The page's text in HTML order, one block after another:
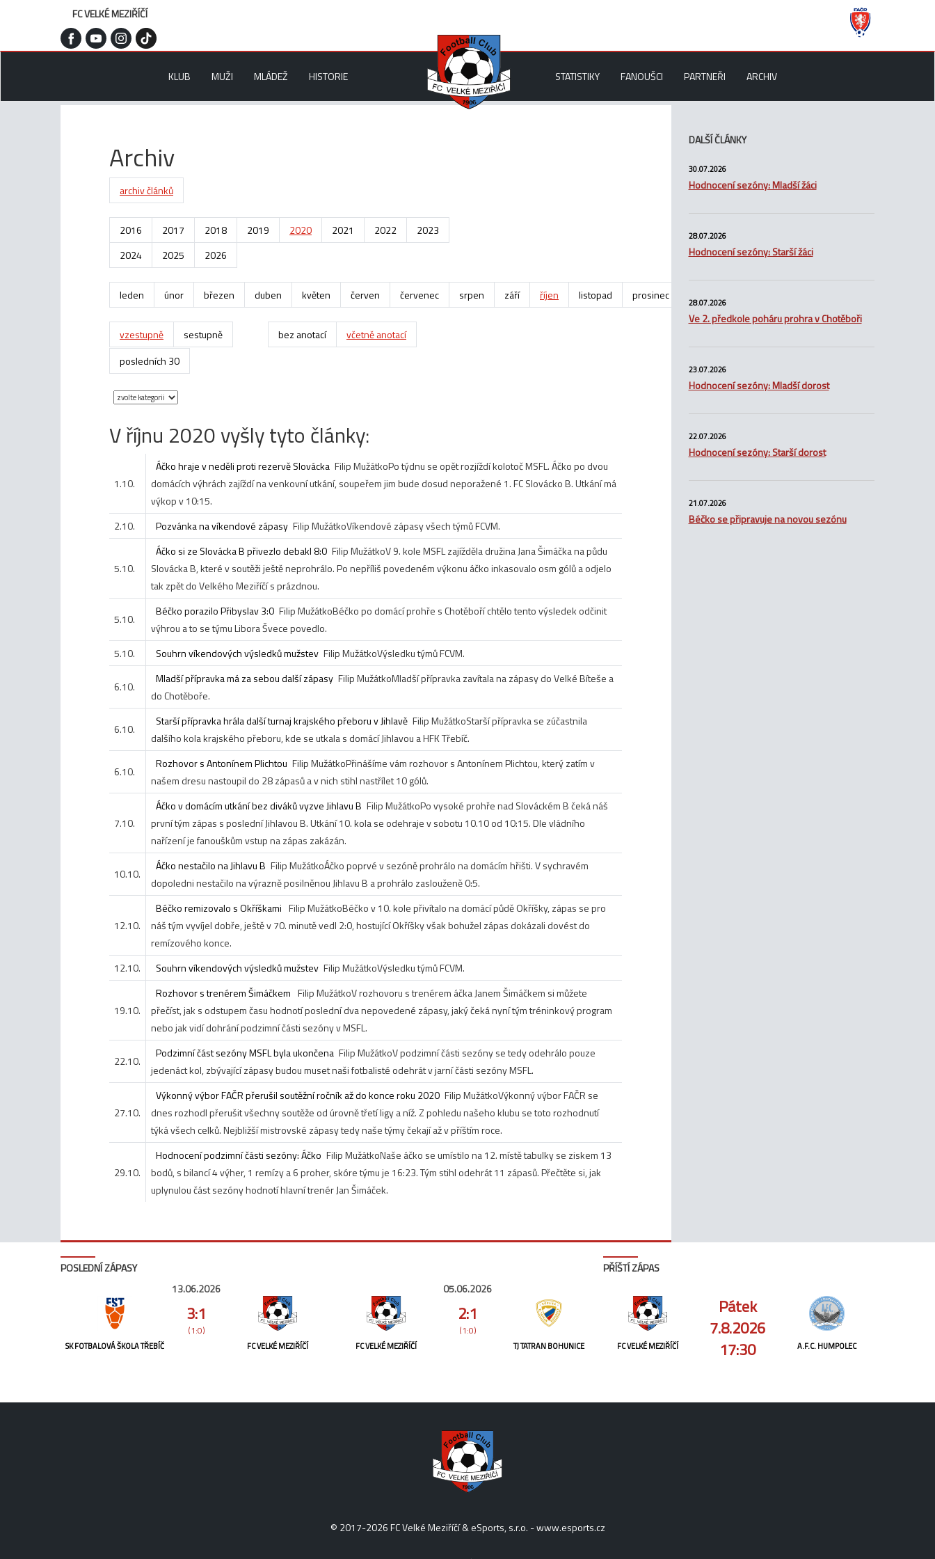
FC VELKÉ MEZIŘÍČÍ
KLUB MUŽI MLÁDEŽ HISTORIE STATISTIKY FANOUŠCI PARTNEŘI ARCHIV
Archiv
archiv článků
2016 2017 2018 2019 2020 2021 2022
2023
2024
2025 2026
leden únor březen duben květen červen červenec srpen září říjen listopad prosinec
vzestupně sestupně bez anotací
včetně anotací
posledních 30
V říjnu 2020 vyšly tyto články:
1.10.
Áčko hraje v neděli proti rezervě Slovácka Filip MužátkoPo týdnu se opět rozjíždí kolotoč MSFL. Áčko po dvou
domácích výhrách zajíždí na venkovní utkání, soupeřem jim bude dosud neporažené 1. FC Slovácko B. Utkání má
výkop v 10:15.
2.10.
Pozvánka na víkendové zápasy Filip MužátkoVíkendové zápasy všech týmů FCVM.
5.10.
Áčko si ze Slovácka B přivezlo debakl 8:0 Filip MužátkoV 9. kole MSFL zajížděla družina Jana Šimáčka na půdu
Slovácka B, které v soutěži ještě neprohrálo. Po nepříliš povedeném výkonu áčko inkasovalo osm gólů a odjelo
tak zpět do Velkého Meziříčí s prázdnou.
5.10.
Béčko porazilo Přibyslav 3:0 Filip MužátkoBéčko po domácí prohře s Chotěboří chtělo tento výsledek odčinit
výhrou a to se týmu Libora Švece povedlo.
5.10.
Souhrn víkendových výsledků mužstev Filip MužátkoVýsledku týmů FCVM.
6.10.
Mladší přípravka má za sebou další zápasy Filip MužátkoMladší přípravka zavítala na zápasy do Velké Bíteše a
do Chotěboře.
6.10.
Starší přípravka hrála další turnaj krajského přeboru v Jihlavě Filip MužátkoStarší přípravka se zúčastnila
dalšího kola krajského přeboru, kde se utkala s domácí Jihlavou a HFK Třebíč.
6.10.
Rozhovor s Antonínem Plichtou Filip MužátkoPřinášíme vám rozhovor s Antonínem Plichtou, který zatím v
našem dresu nastoupil do 28 zápasů a v nich stihl nastřílet 10 gólů.
7.10.
Áčko v domácím utkání bez diváků vyzve Jihlavu B Filip MužátkoPo vysoké prohře nad Slováckém B čeká náš
první tým zápas s poslední Jihlavou B. Utkání 10. kola se odehraje v sobotu 10.10 od 10:15. Dle vládního
nařízení je fanouškům vstup na zápas zakázán.
10.10.
Áčko nestačilo na Jihlavu B Filip MužátkoÁčko poprvé v sezóně prohrálo na domácím hřišti. V sychravém
dopoledni nestačilo na výrazně posilněnou Jihlavu B a prohrálo zaslouženě 0:5.
12.10.
Béčko remizovalo s Okříškami Filip MužátkoBéčko v 10. kole přivítalo na domácí půdě Okříšky, zápas se pro
náš tým vyvíjel dobře, ještě v 70. minutě vedl 2:0, hostující Okříšky však bohužel zápas dokázali dovést do
remízového konce.
12.10.
Souhrn víkendových výsledků mužstev Filip MužátkoVýsledku týmů FCVM.
19.10.
Rozhovor s trenérem Šimáčkem Filip MužátkoV rozhovoru s trenérem áčka Janem Šimáčkem si můžete
přečíst, jak s odstupem času hodnotí poslední dva nepovedené zápasy, jaký čeká nyní tým tréninkový program
nebo jak vidí dohrání podzimní části sezóny v MSFL.
22.10.
Podzimní část sezóny MSFL byla ukončena Filip MužátkoV podzimní části sezóny se tedy odehrálo pouze
jedenáct kol, zbývající zápasy budou muset naši fotbalisté odehrát v jarní části sezóny MSFL.
27.10.
Výkonný výbor FAČR přerušil soutěžní ročník až do konce roku 2020 Filip MužátkoVýkonný výbor FAČR se
dnes rozhodl přerušit všechny soutěže od úrovně třetí ligy a níž. Z pohledu našeho klubu se toto rozhodnutí
týká všech celků. Nejbližší mistrovské zápasy tedy naše týmy čekají až v příštím roce.
29.10.
Hodnocení podzimní části sezóny: Áčko Filip MužátkoNaše áčko se umístilo na 12. místě tabulky se ziskem 13
bodů, s bilancí 4 výher, 1 remízy a 6 proher, skóre týmu je 16:23. Tým stihl odehrát 11 zápasů. Přečtěte si, jak
uplynulou část sezóny hodnotí hlavní trenér Jan Šimáček.
DALŠÍ ČLÁNKY
30.07.2026
Hodnocení sezóny: Mladší žáci
28.07.2026
Hodnocení sezóny: Starší žáci
28.07.2026
Ve 2. předkole poháru prohra v Chotěboři
23.07.2026
Hodnocení sezóny: Mladší dorost
22.07.2026
Hodnocení sezóny: Starší dorost
21.07.2026
Béčko se připravuje na novou sezónu
POSLEDNÍ ZÁPASY
SK FOTBALOVÁ ŠKOLA TŘEBÍČ
13.06.2026
3:1
(1:0)
FC VELKÉ MEZIŘÍČÍ FC VELKÉ MEZIŘÍČÍ
05.06.2026
2:1
(1:0)
TJ TATRAN BOHUNICE
PŘÍŠTÍ ZÁPAS
FC VELKÉ MEZIŘÍČÍ
Pátek
7.8.2026
17:30
A.F.C. HUMPOLEC
© 2017-2026 FC Velké Meziříčí & eSports, s.r.o. -www.esports.cz